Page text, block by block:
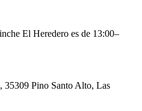
El Heredero es de 13:00–
35309 Pino Santo Alto, Las